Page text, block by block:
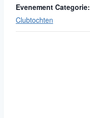
Evenement Categorie:
Clubtochten